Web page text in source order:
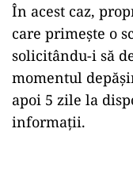
În acest caz,
care primește o
solicitându-i să
momentul
apoi 5 zile la
informații.